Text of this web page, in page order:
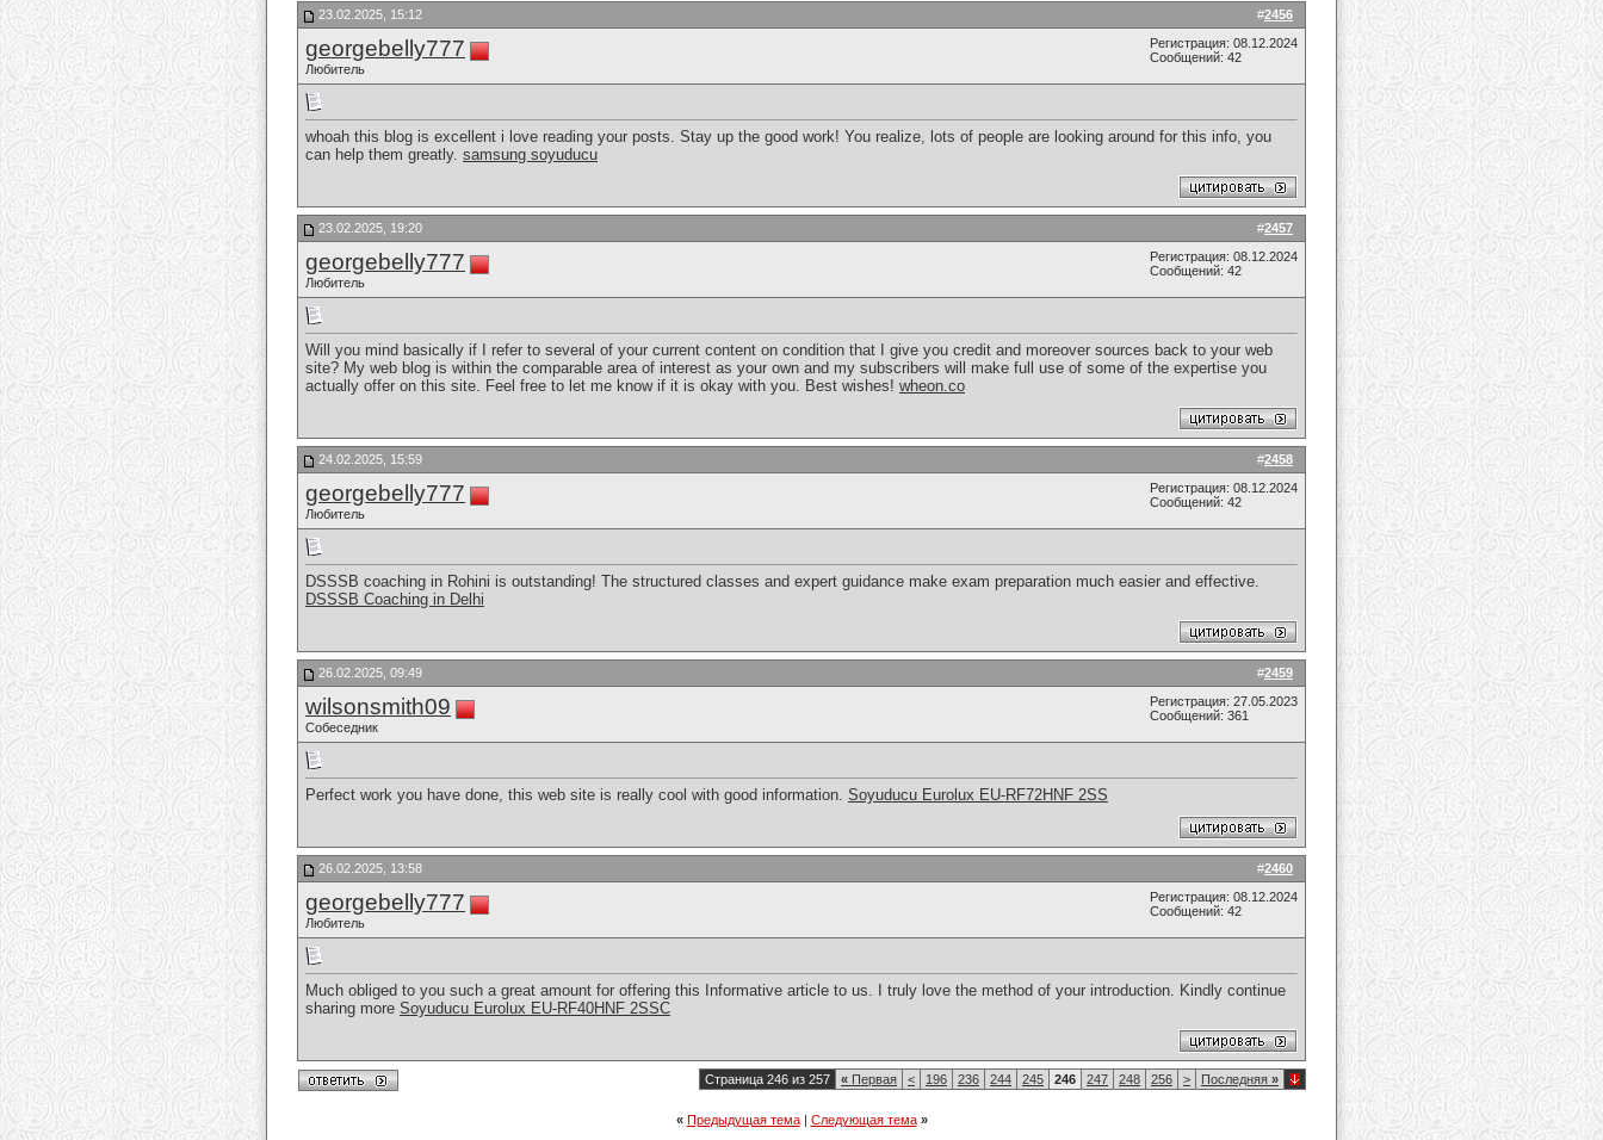
#2456
23.02.2025, 15:12
georgebelly777
Любитель
Регистрация: 08.12.2024
Сообщений: 42
whoah this blog is excellent i love reading your posts. Stay up the good work! You realize, lots of people are looking around for this info, you
can help them greatly. samsung soyuducu
#2457
23.02.2025, 19:20
georgebelly777
Любитель
Регистрация: 08.12.2024
Сообщений: 42
Will you mind basically if I refer to several of your current content on condition that I give you credit and moreover sources back to your web
site? My web blog is within the comparable area of interest as your own and my subscribers will make full use of some of the expertise you
actually offer on this site. Feel free to let me know if it is okay with you. Best wishes! wheon.co
#2458
24.02.2025, 15:59
georgebelly777
Любитель
Регистрация: 08.12.2024
Сообщений: 42
DSSSB coaching in Rohini is outstanding! The structured classes and expert guidance make exam preparation much easier and effective.
DSSSB Coaching in Delhi
#2459
26.02.2025, 09:49
wilsonsmith09
Собеседник
Регистрация: 27.05.2023
Сообщений: 361
Perfect work you have done, this web site is really cool with good information. Soyuducu Eurolux EU-RF72HNF 2SS
#2460
26.02.2025, 13:58
georgebelly777
Любитель
Регистрация: 08.12.2024
Сообщений: 42
Much obliged to you such a great amount for offering this Informative article to us. I truly love the method of your introduction. Kindly continue
sharing more Soyuducu Eurolux EU-RF40HNF 2SSC
Страница 246 из 257 « Первая < 196 236 244 245 246 247 248 256 > Последняя »
« Предыдущая тема| Следующая тема »